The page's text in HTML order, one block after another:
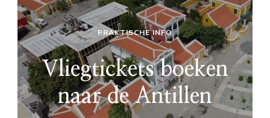
PRAKTISCHE INFO
Vliegtickets boeken
naar de Antillen